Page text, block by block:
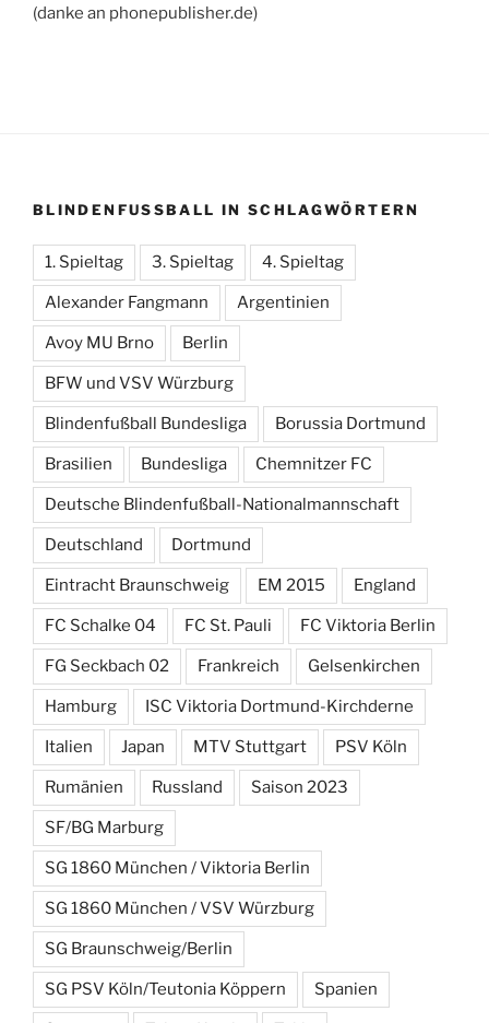
(danke an phonepublisher.de)
BLINDENFUSSBALL IN SCHLAGWÖRTERN
1. Spieltag 3. Spieltag 4. Spieltag
Alexander Fangmann Argentinien
Avoy MU Brno Berlin
BFW und VSV Würzburg
Blindenfußball Bundesliga Borussia Dortmund
Brasilien Bundesliga Chemnitzer FC
Deutsche Blindenfußball-Nationalmannschaft
Deutschland Dortmund
Eintracht Braunschweig EM 2015 England
FC Schalke 04 FC St. Pauli FC Viktoria Berlin
FG Seckbach 02 Frankreich Gelsenkirchen
Hamburg ISC Viktoria Dortmund-Kirchderne
Italien Japan MTV Stuttgart PSV Köln
Rumänien Russland Saison 2023
SF/BG Marburg
SG 1860 München / Viktoria Berlin
SG 1860 München / VSV Würzburg
SG Braunschweig/Berlin
SG PSV Köln/Teutonia Köppern Spanien